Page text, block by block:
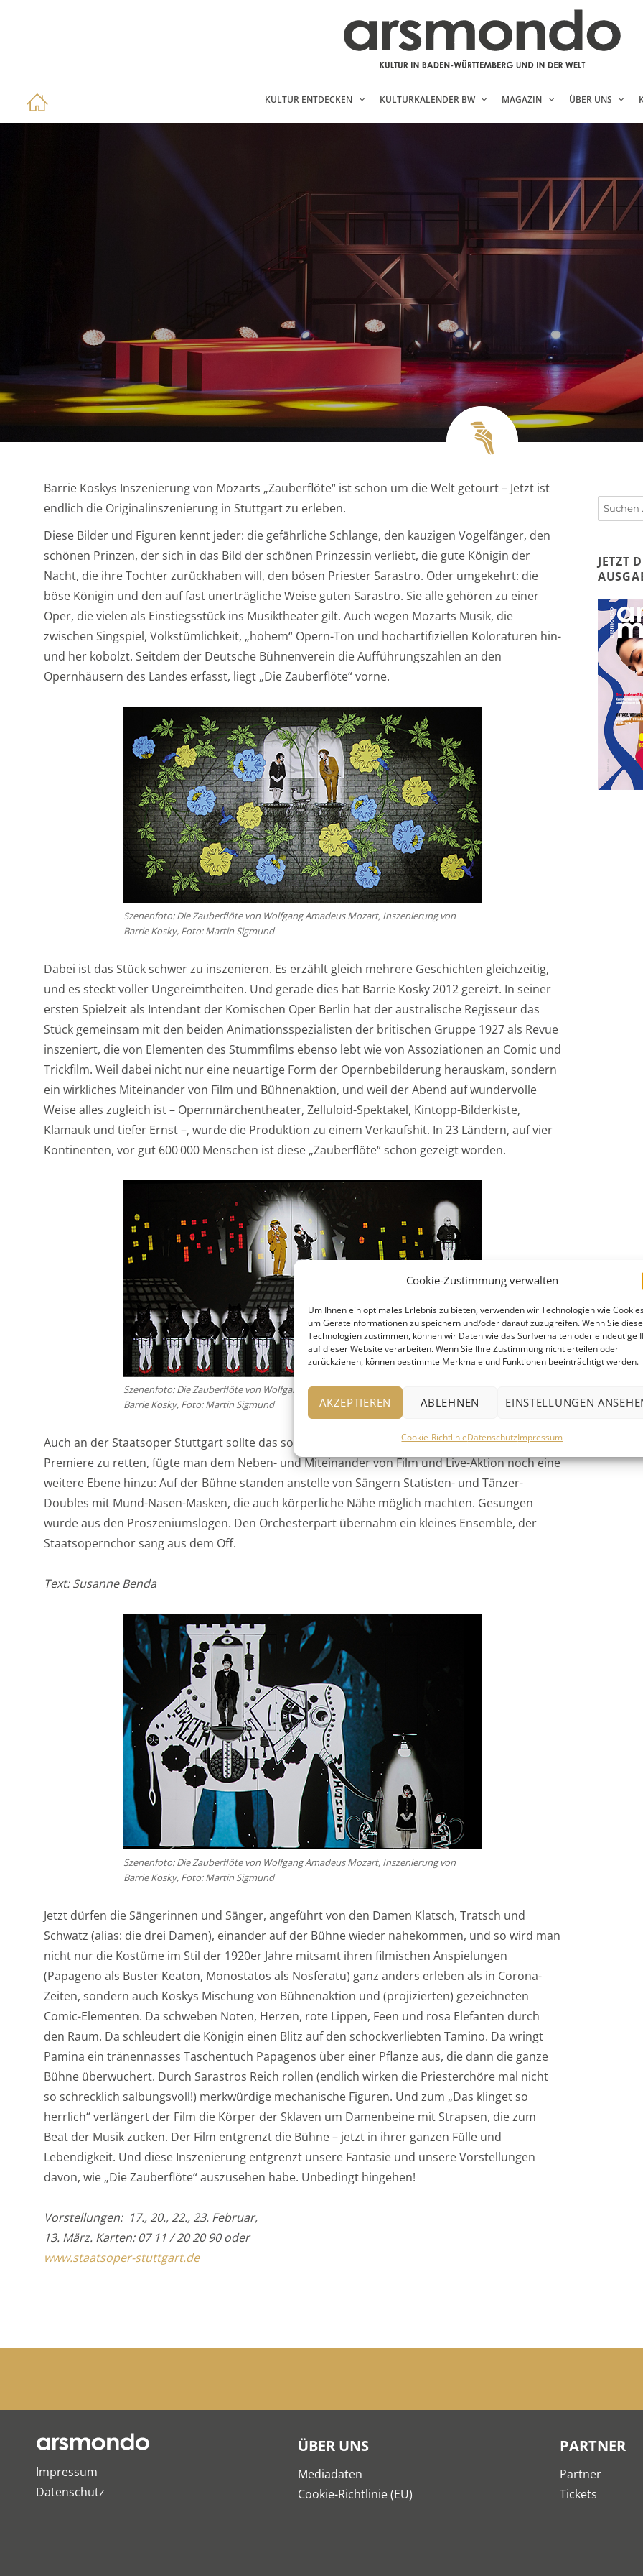
Cookie-Zustimmung verwalten
Um Ihnen ein optimales Erlebnis zu bieten, verwenden wir Technologien wie
um Geräteinformationen zu speichern und/oder darauf zuzugreifen. Wenn Sie
Technologien zustimmen, können wir Daten wie das Surfverhalten oder eindeutige
auf dieser Website verarbeiten. Wenn Sie Ihre Zustimmung nicht erteilen oder
zurückziehen, können bestimmte Merkmale und Funktionen beeinträchtigt werden.
AKZEPTIEREN ABLEHNEN EINSTELLUNGEN
Cookie-RichtlinieDatenschutzImpressum
KULTUR ENTDECKEN KULTURKALENDER BW MAGAZIN ÜBER UNS
Barrie Koskys Inszenierung von Mozarts „Zauberflöte“ ist schon um die Welt getourt – Jetzt ist
endlich die Originalinszenierung in Stuttgart zu erleben.
Diese Bilder und Figuren kennt jeder: die gefährliche Schlange, den kauzigen Vogelfänger, den
schönen Prinzen, der sich in das Bild der schönen Prinzessin verliebt, die gute Königin der
Nacht, die ihre Tochter zurückhaben will, den bösen Priester Sarastro. Oder umgekehrt: die
böse Königin und den auf fast unerträgliche Weise guten Sarastro. Sie alle gehören zu einer
Oper, die vielen als Einstiegsstück ins Musiktheater gilt. Auch wegen Mozarts Musik, die
zwischen Singspiel, Volkstümlichkeit, „hohem“ Opern-Ton und hochartifiziellen Koloraturen hin-
und her kobolzt. Seitdem der Deutsche Bühnenverein die Aufführungszahlen an den
Opernhäusern des Landes erfasst, liegt „Die Zauberflöte“ vorne.
Szenenfoto: Die Zauberflöte von Wolfgang Amadeus Mozart, Inszenierung von
Barrie Kosky, Foto: Martin Sigmund
Dabei ist das Stück schwer zu inszenieren. Es erzählt gleich mehrere Geschichten gleichzeitig,
und es steckt voller Ungereimtheiten. Und gerade dies hat Barrie Kosky 2012 gereizt. In seiner
ersten Spielzeit als Intendant der Komischen Oper Berlin hat der australische Regisseur das
Stück gemeinsam mit den beiden Animationsspezialisten der britischen Gruppe 1927 als Revue
inszeniert, die von Elementen des Stummfilms ebenso lebt wie von Assoziationen an Comic und
Trickfilm. Weil dabei nicht nur eine neuartige Form der Opernbebilderung herauskam, sondern
ein wirkliches Miteinander von Film und Bühnenaktion, und weil der Abend auf wundervolle
Weise alles zugleich ist – Opernmärchentheater, Zelluloid-Spektakel, Kintopp-Bilderkiste,
Klamauk und tiefer Ernst –, wurde die Produktion zu einem Verkaufshit. In 23 Ländern, auf vier
Kontinenten, vor gut 600 000 Menschen ist diese „Zauberflöte“ schon gezeigt worden.
Szenenfoto: Die Zauberflöte von Wolfgang Amadeus Mozart, Inszenierung von
Barrie Kosky, Foto: Martin Sigmund
Auch an der Staatsoper Stuttgart sollte das so sein. Dann aber kam die Pandemie, und um die
Premiere zu retten, fügte man dem Neben- und Miteinander von Film und Live-Aktion noch eine
weitere Ebene hinzu: Auf der Bühne standen anstelle von Sängern Statisten- und Tänzer-
Doubles mit Mund-Nasen-Masken, die auch körperliche Nähe möglich machten. Gesungen
wurde aus den Proszeniumslogen. Den Orchesterpart übernahm ein kleines Ensemble, der
Staatsopernchor sang aus dem Off.
Text: Susanne Benda
Szenenfoto: Die Zauberflöte von Wolfgang Amadeus Mozart, Inszenierung von
Barrie Kosky, Foto: Martin Sigmund
Jetzt dürfen die Sängerinnen und Sänger, angeführt von den Damen Klatsch, Tratsch und
Schwatz (alias: die drei Damen), einander auf der Bühne wieder nahekommen, und so wird man
nicht nur die Kostüme im Stil der 1920er Jahre mitsamt ihren filmischen Anspielungen
(Papageno als Buster Keaton, Monostatos als Nosferatu) ganz anders erleben als in Corona-
Zeiten, sondern auch Koskys Mischung von Bühnenaktion und (projizierten) gezeichneten
Comic-Elementen. Da schweben Noten, Herzen, rote Lippen, Feen und rosa Elefanten durch
den Raum. Da schleudert die Königin einen Blitz auf den schockverliebten Tamino. Da wringt
Pamina ein tränennasses Taschentuch Papagenos über einer Pflanze aus, die dann die ganze
Bühne überwuchert. Durch Sarastros Reich rollen (endlich wirken die Priesterchöre mal nicht
so schrecklich salbungsvoll!) merkwürdige mechanische Figuren. Und zum „Das klinget so
herrlich“ verlängert der Film die Körper der Sklaven um Damenbeine mit Strapsen, die zum
Beat der Musik zucken. Der Film entgrenzt die Bühne – jetzt in ihrer ganzen Fülle und
Lebendigkeit. Und diese Inszenierung entgrenzt unsere Fantasie und unsere Vorstellungen
davon, wie „Die Zauberflöte“ auszusehen habe. Unbedingt hingehen!
Vorstellungen: 17., 20., 22., 23. Februar,
13. März. Karten: 07 11 / 20 20 90 oder
www.staatsoper-stuttgart.de
Suchen
nach:
JETZT
Impressum
Datenschutz
ÜBER UNS
Mediadaten
Cookie-Richtlinie (EU)
PARTNER
Partner
Tickets